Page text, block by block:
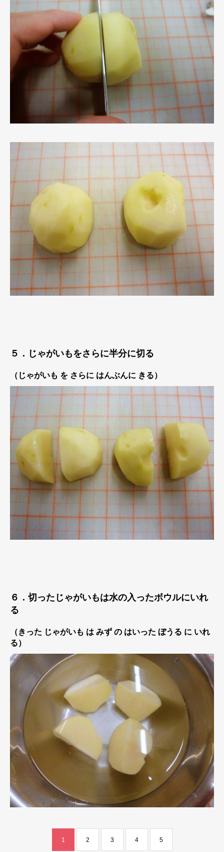
５．じゃがいもをさらに半分に切る
（じゃがいも を さらに はんぶんに きる）
６．切ったじゃがいもは水の入ったボウルにいれ
る
（きった じゃがいも は みず の はいった ぼうる に いれ
る）
1 2 3 4 5